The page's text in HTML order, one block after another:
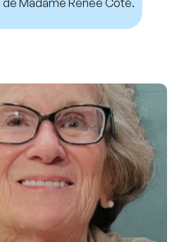
Madame Renée Côté.